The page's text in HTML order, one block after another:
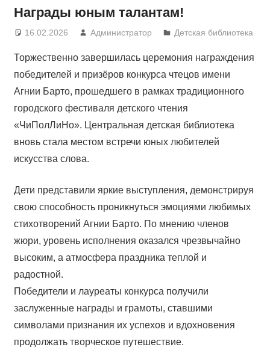
Награды юным талантам!
16.02.2026 Администратор Детская библиотека
Торжественно завершилась церемония награждения
победителей и призёров конкурса чтецов имени
Агнии Барто, прошедшего в рамках традиционного
городского фестиваля детского чтения
«ЧиПолЛиНо». Центральная детская библиотека
вновь стала местом встречи юных любителей
искусства слова.
Дети представили яркие выступления, демонстрируя
свою способность проникнуться эмоциями любимых
стихотворений Агнии Барто. По мнению членов
жюри, уровень исполнения оказался чрезвычайно
высоким, а атмосфера праздника теплой и
радостной.
Победители и лауреаты конкурса получили
заслуженные награды и грамоты, ставшими
символами признания их успехов и вдохновения
продолжать творческое путешествие.